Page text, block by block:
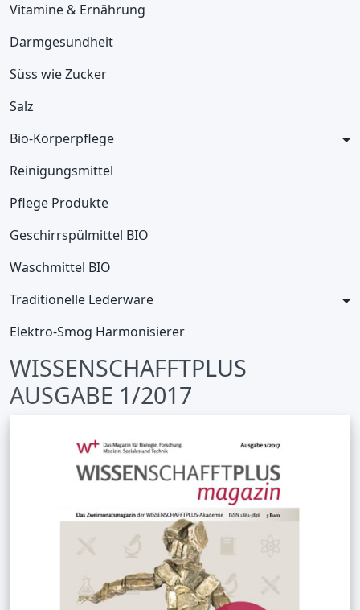
Vitamine & Ernährung
Darmgesundheit
Süss wie Zucker
Salz
Bio-Körperpflege
Reinigungsmittel
Pflege Produkte
Geschirrspülmittel BIO
Waschmittel BIO
Traditionelle Lederware
Elektro-Smog Harmonisierer
WISSENSCHAFFTPLUS
AUSGABE 1/2017